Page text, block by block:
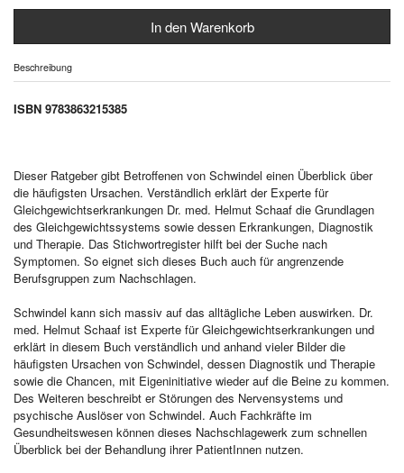
Beschreibung
ISBN 9783863215385
Dieser Ratgeber gibt Betroffenen von Schwindel einen Überblick über
die häufigsten Ursachen. Verständlich erklärt der Experte für
Gleichgewichtserkrankungen Dr. med. Helmut Schaaf die Grundlagen
des Gleichgewichtssystems sowie dessen Erkrankungen, Diagnostik
und Therapie. Das Stichwortregister hilft bei der Suche nach
Symptomen. So eignet sich dieses Buch auch für angrenzende
Berufsgruppen zum Nachschlagen.
Schwindel kann sich massiv auf das alltägliche Leben auswirken. Dr.
med. Helmut Schaaf ist Experte für Gleichgewichtserkrankungen und
erklärt in diesem Buch verständlich und anhand vieler Bilder die
häufigsten Ursachen von Schwindel, dessen Diagnostik und Therapie
sowie die Chancen, mit Eigeninitiative wieder auf die Beine zu kommen.
Des Weiteren beschreibt er Störungen des Nervensystems und
psychische Auslöser von Schwindel. Auch Fachkräfte im
Gesundheitswesen können dieses Nachschlagewerk zum schnellen
Überblick bei der Behandlung ihrer PatientInnen nutzen.